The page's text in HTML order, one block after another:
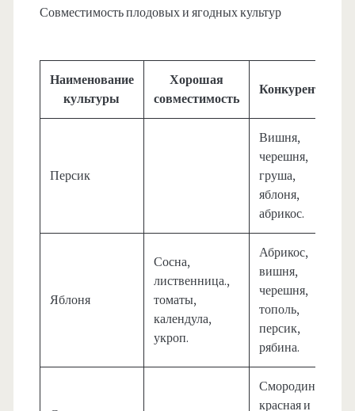
Совместимость плодовых и ягодных культур
Наименование
культуры
Хорошая
совместимость
Конкуренты
Персик
Вишня,
черешня,
груша,
яблоня,
абрикос.
Яблоня
Сосна,
лиственница.,
томаты,
календула,
укроп.
Абрикос,
вишня,
черешня,
тополь,
персик,
рябина.
Смородина
красная и